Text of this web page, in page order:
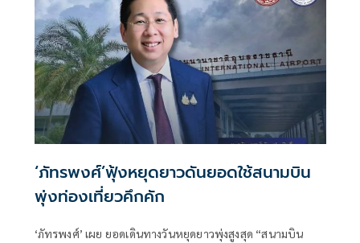
‘ภัทรพงศ์’ฟุ้งหยุดยาวดันยอดใช้สนามบิน
พุ่งท่องเที่ยวคึกคัก
‘ภัทรพงศ์’ เผย ยอดเดินทางวันหยุดยาวพุ่งสูงสุด “สนามบิน